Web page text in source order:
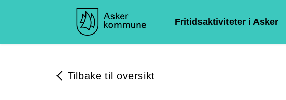
Fritidsaktiviteter i Asker
Tilbake til oversikt